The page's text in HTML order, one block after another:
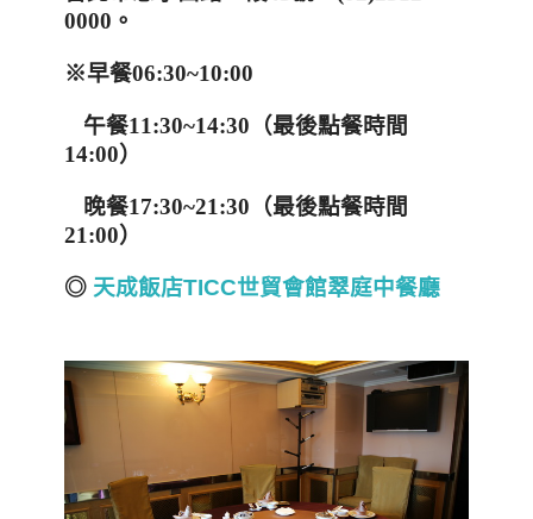
0000 。
※早餐06:30~10:00
午餐11:30~14:30 （最後點餐時間
14:00）
晚餐17:30~21:30 （最後點餐時間
21:00）
◎ 天成飯店TICC世貿會館翠庭中餐廳